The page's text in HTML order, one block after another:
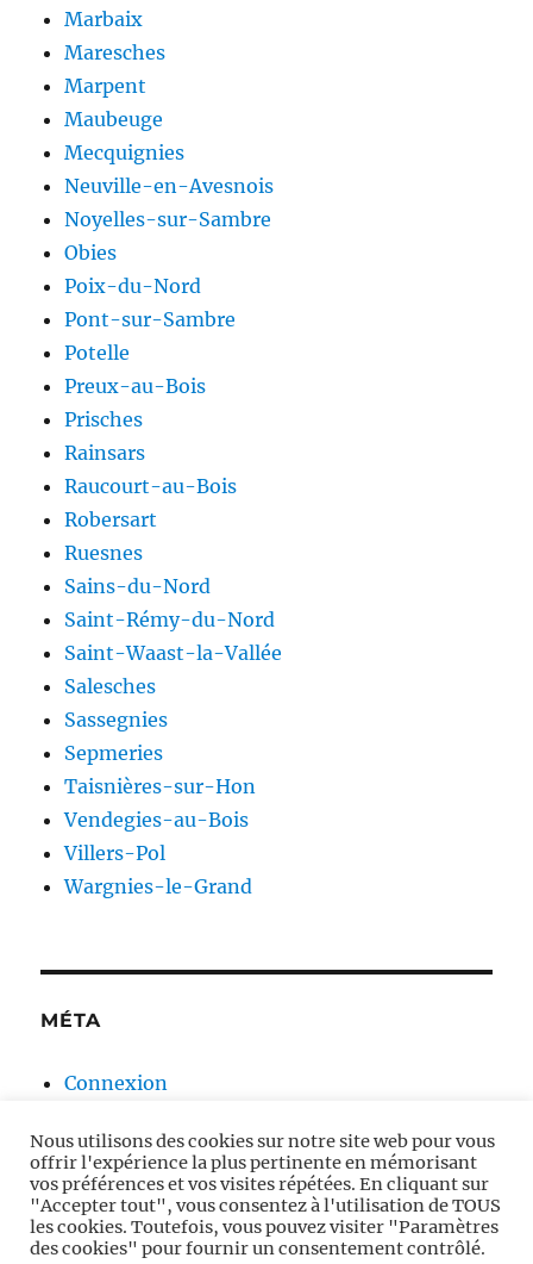
Marbaix
Maresches
Marpent
Maubeuge
Mecquignies
Neuville-en-Avesnois
Noyelles-sur-Sambre
Obies
Poix-du-Nord
Pont-sur-Sambre
Potelle
Preux-au-Bois
Prisches
Rainsars
Raucourt-au-Bois
Robersart
Ruesnes
Sains-du-Nord
Saint-Rémy-du-Nord
Saint-Waast-la-Vallée
Salesches
Sassegnies
Sepmeries
Taisnières-sur-Hon
Vendegies-au-Bois
Villers-Pol
Wargnies-le-Grand
MÉTA
Connexion
Flux des commentaires
Site de WordPress-FR
Nous utilisons des cookies sur notre site web pour vous
offrir l'expérience la plus pertinente en mémorisant
vos préférences et vos visites répétées. En cliquant sur
"Accepter tout", vous consentez à l'utilisation de TOUS
les cookies. Toutefois, vous pouvez visiter "Paramètres
des cookies" pour fournir un consentement contrôlé.